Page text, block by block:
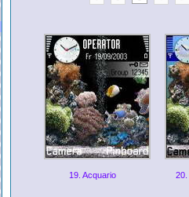
)
)
)
)
)
)
)
)
)
)
)
)
)
)
)
19. Acquario 20.